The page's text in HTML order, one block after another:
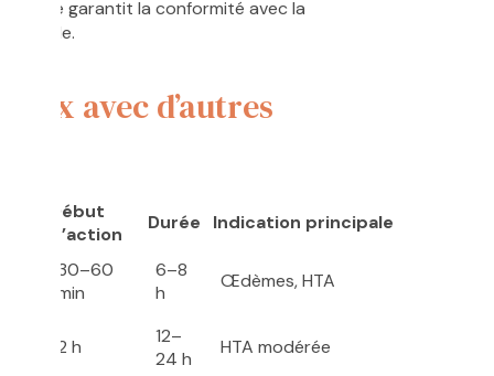
garantit la conformité avec la
avec d’autres
Début
d’action
Durée Indication principale
30–60
min
6–8
h
Œdèmes, HTA
2 h
12–
24 h
HTA modérée